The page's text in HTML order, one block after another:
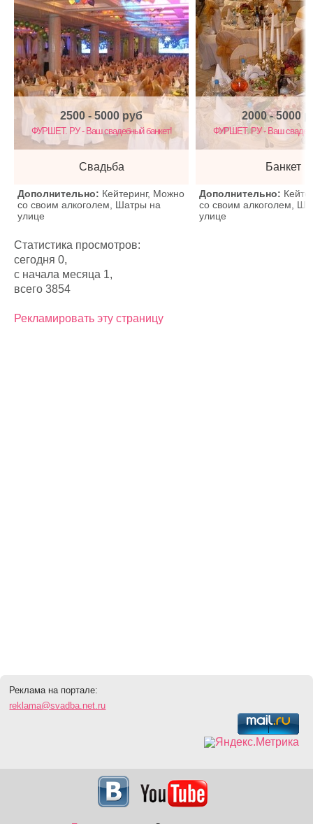
Свадьба
2500 - 5000 руб
ФУРШЕТ. РУ - Ваш свадебный банкет!
Дополнительно: Кейтеринг, Можно
со своим алкоголем, Шатры на
улице
Банкет
2000 - 5000
ФУРШЕТ. РУ - Ваш
Дополнительно:
со своим алкоголем,
улице
Статистика просмотров:
сегодня 0,
с начала месяца 1,
всего 3854
Рекламировать эту страницу
Реклама на портале:
reklama@svadba.net.ru